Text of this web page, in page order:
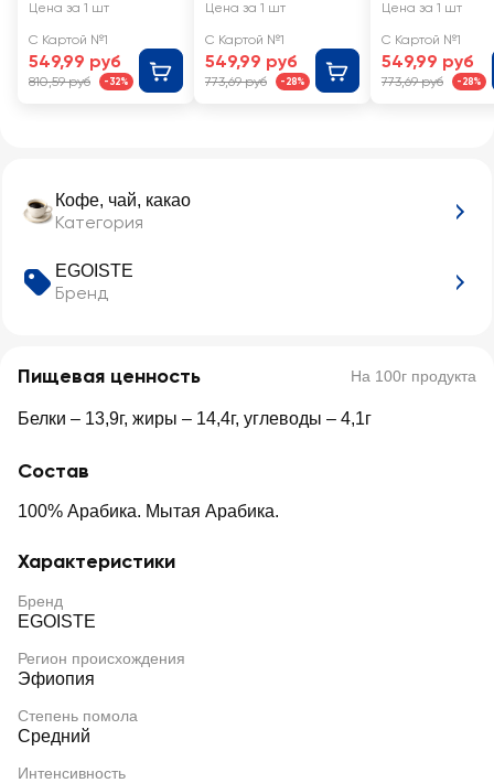
Кофе, чай, какао
Категория
EGOISTE
Бренд
Пищевая ценность На 100г продукта
Белки – 13,9г, жиры – 14,4г, углеводы – 4,1г
Состав
100% Арабика. Мытая Арабика.
Характеристики
Бренд
EGOISTE
Регион происхождения
Эфиопия
Степень помола
Средний
Интенсивность
Espresso
Цена за 1 шт
С Картой №1
549,99 руб
810,59 руб -32%
Crema
Цена за 1 шт
С Картой №1
549,99 руб
773,69 руб -28%
Цена за 1 шт
С Картой №1
549,99 руб
773,69 руб -28%